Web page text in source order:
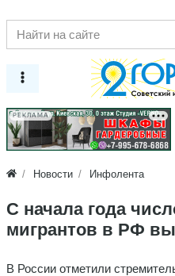
РЕКЛАМА
Новости Инфолента
С начала года
мигрантов в РФ
В России отметили